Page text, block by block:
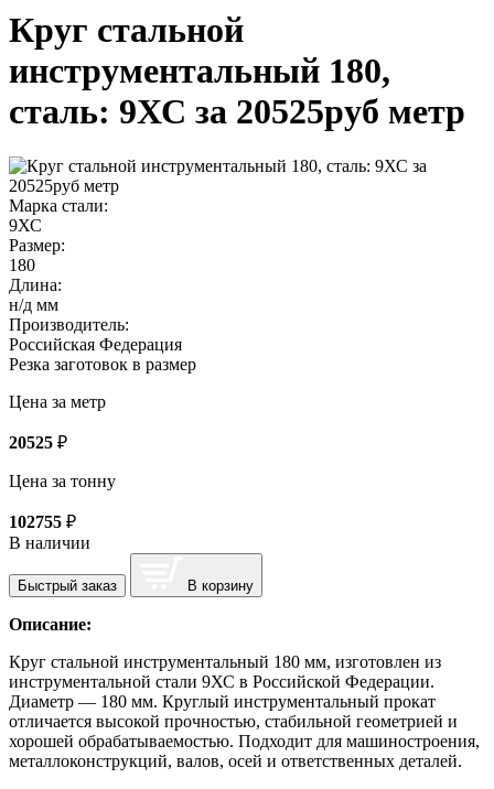
Круг стальной
инструментальный 180,
сталь: 9ХС за 20525руб метр
Марка стали:
9ХС
Размер:
180
Длина:
н/д мм
Производитель:
Российская Федерация
Резка заготовок в размер
Цена за метр
20525 ₽
Цена за тонну
102755 ₽
В наличии
Быстрый заказ В корзину
Описание:
Круг стальной инструментальный 180 мм, изготовлен из
инструментальной стали 9ХС в Российской Федерации.
Диаметр — 180 мм. Круглый инструментальный прокат
отличается высокой прочностью, стабильной геометрией и
хорошей обрабатываемостью. Подходит для машиностроения,
металлоконструкций, валов, осей и ответственных деталей.